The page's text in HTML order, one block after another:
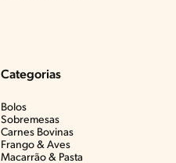
Categorias
Bolos
Sobremesas
Carnes Bovinas​
Frango & Aves​
Macarrão & Pasta​